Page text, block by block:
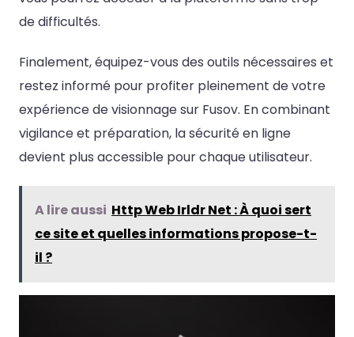
de difficultés.
Finalement, équipez-vous des outils nécessaires et
restez informé pour profiter pleinement de votre
expérience de visionnage sur Fusov. En combinant
vigilance et préparation, la sécurité en ligne
devient plus accessible pour chaque utilisateur.
A lire aussi Http Web Irldr Net : À quoi sert
ce site et quelles informations propose-t-
il ?